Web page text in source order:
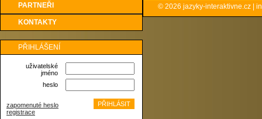
PARTNEŘI
KONTAKTY
PŘIHLÁŠENÍ
uživatelské
jméno
heslo
zapomenuté heslo
registrace
© 2026 jazyky-interaktivne.cz